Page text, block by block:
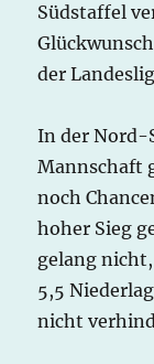
Südstaffel
der
In der Nord-
Mannschaft
noch
hoher Sieg
gelang
5,5
nicht